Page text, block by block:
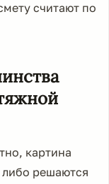
считают по
картина
решаются